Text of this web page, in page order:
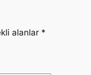
alanlar *